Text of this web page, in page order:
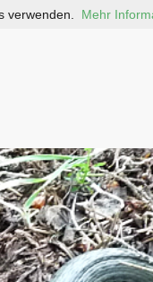
verwenden. Mehr